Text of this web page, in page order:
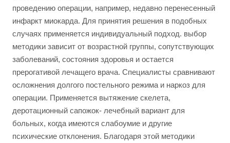
проведению операции, например, недавно перенесенный
инфаркт миокарда. Для принятия решения в подобных
случаях применяется индивидуальный подход. выбор
методики зависит от возрастной группы, сопутствующих
заболеваний, состояния здоровья и остается
прерогативой лечащего врача. Специалисты сравнивают
осложнения долгого постельного режима и наркоз для
операции. Применяется вытяжение скелета,
деротационный сапожок- лечебный вариант для
больных, когда имеются слабоумие и другие
психические отклонения. Благодаря этой методики